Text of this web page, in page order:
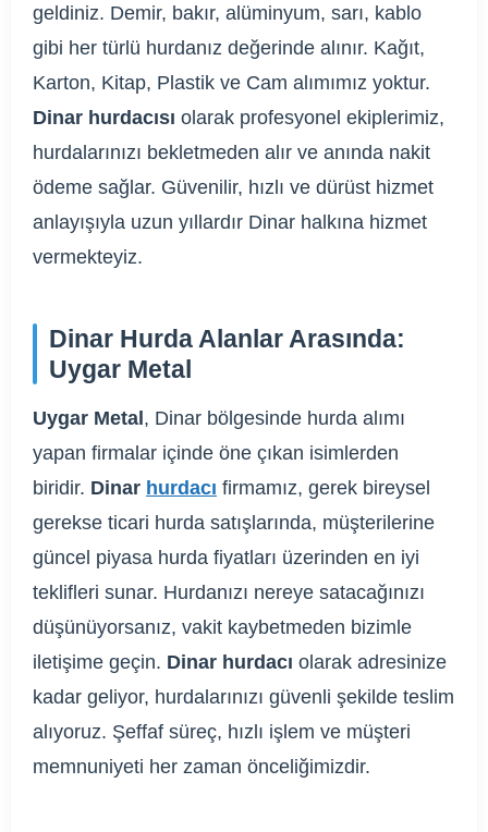
geldiniz. Demir, bakır, alüminyum, sarı, kablo
gibi her türlü hurdanız değerinde alınır. Kağıt,
Karton, Kitap, Plastik ve Cam alımımız yoktur.
Dinar hurdacısı olarak profesyonel ekiplerimiz,
hurdalarınızı bekletmeden alır ve anında nakit
ödeme sağlar. Güvenilir, hızlı ve dürüst hizmet
anlayışıyla uzun yıllardır Dinar halkına hizmet
vermekteyiz.
Dinar Hurda Alanlar Arasında:
Uygar Metal
Uygar Metal, Dinar bölgesinde hurda alımı
yapan firmalar içinde öne çıkan isimlerden
biridir. Dinar hurdacı firmamız, gerek bireysel
gerekse ticari hurda satışlarında, müşterilerine
güncel piyasa hurda fiyatları üzerinden en iyi
teklifleri sunar. Hurdanızı nereye satacağınızı
düşünüyorsanız, vakit kaybetmeden bizimle
iletişime geçin. Dinar hurdacı olarak adresinize
kadar geliyor, hurdalarınızı güvenli şekilde teslim
alıyoruz. Şeffaf süreç, hızlı işlem ve müşteri
memnuniyeti her zaman önceliğimizdir.